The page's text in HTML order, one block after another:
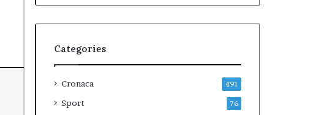
Categories
Cronaca 491
Sport 76